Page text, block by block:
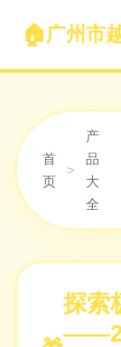
广州市
首
页
>
产
品
大
全
探索